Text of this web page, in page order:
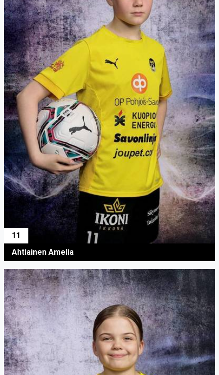
11
Ahtiainen Amelia